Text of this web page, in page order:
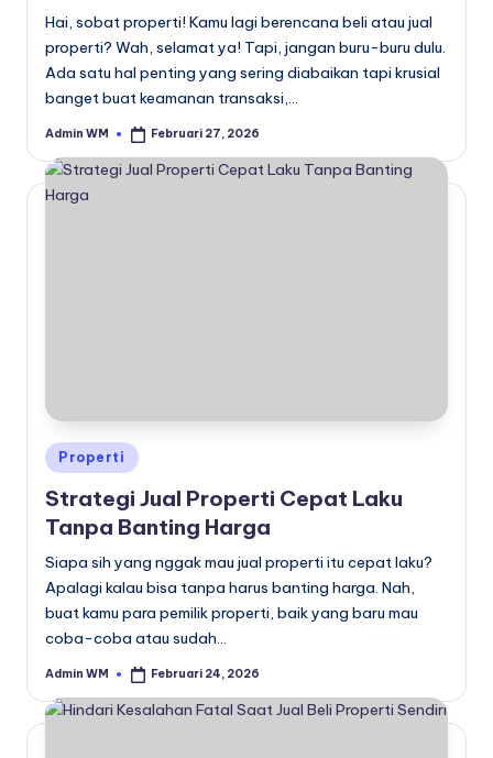
Hai, sobat properti! Kamu lagi berencana beli atau jual
properti? Wah, selamat ya! Tapi, jangan buru-buru dulu.
Ada satu hal penting yang sering diabaikan tapi krusial
banget buat keamanan transaksi,…
Posted
Admin WM Februari 27, 2026
Posted
in
Properti
Strategi Jual Properti Cepat Laku
Tanpa Banting Harga
Siapa sih yang nggak mau jual properti itu cepat laku?
Apalagi kalau bisa tanpa harus banting harga. Nah,
buat kamu para pemilik properti, baik yang baru mau
coba-coba atau sudah…
Posted
Admin WM Februari 24, 2026